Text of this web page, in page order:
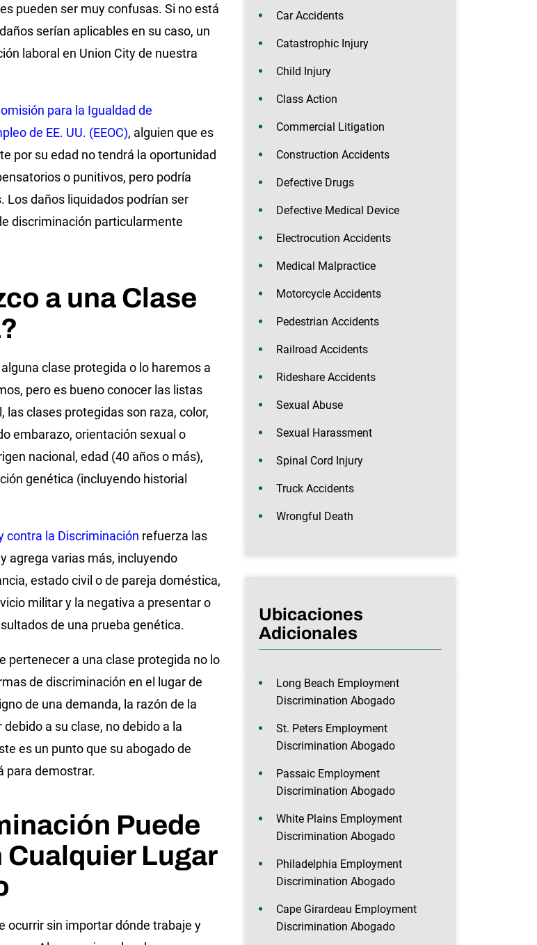
pueden ser muy confusas. Si no está
serían aplicables en su caso, un
laboral en Union City de nuestra
para la Igualdad de
de EE. UU. (EEOC), alguien que es
por su edad no tendrá la oportunidad
o punitivos, pero podría
Los daños liquidados podrían ser
discriminación particularmente
a una Clase
clase protegida o lo haremos a
pero es bueno conocer las listas
las clases protegidas son raza, color,
embarazo, orientación sexual o
nacional, edad (40 años o más),
genética (incluyendo historial
contra la Discriminación refuerza las
agrega varias más, incluyendo
estado civil o de pareja doméstica,
militar y la negativa a presentar o
de una prueba genética.
pertenecer a una clase protegida no lo
de discriminación en el lugar de
de una demanda, la razón de la
a su clase, no debido a la
es un punto que su abogado de
para demostrar.
Puede
Cualquier Lugar
ocurrir sin importar dónde trabaje y
Car Accidents
Catastrophic Injury
Child Injury
Class Action
Commercial Litigation
Construction Accidents
Defective Drugs
Defective Medical Device
Electrocution Accidents
Medical Malpractice
Motorcycle Accidents
Pedestrian Accidents
Railroad Accidents
Rideshare Accidents
Sexual Abuse
Sexual Harassment
Spinal Cord Injury
Truck Accidents
Wrongful Death
Ubicaciones
Adicionales
Long Beach Employment
Discrimination Abogado
St. Peters Employment
Discrimination Abogado
Passaic Employment
Discrimination Abogado
White Plains Employment
Discrimination Abogado
Philadelphia Employment
Discrimination Abogado
Cape Girardeau Employment
Discrimination Abogado